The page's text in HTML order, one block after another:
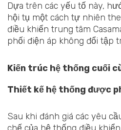
Dựa trên các yếu tố này,
hội tụ một cách tự nhiên
điều khiển trung tâm
phối điện áp không đổi tập
Kiến trúc hệ thống cuối
Thiết kế hệ thống được
Sau khi đánh giá các yêu